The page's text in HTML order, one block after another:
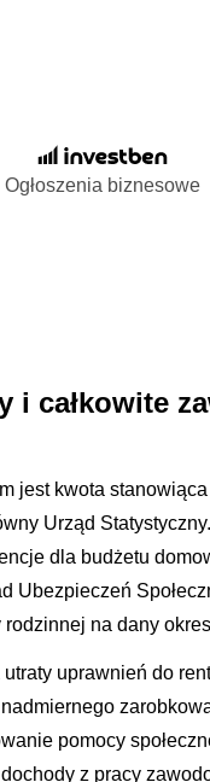
Ogłoszenia biznesowe
całkowite
jest kwota
Urząd
dla budżetu
Ubezpieczeń
rodzinnej na dany
uprawnień do
pomocy
z pracy